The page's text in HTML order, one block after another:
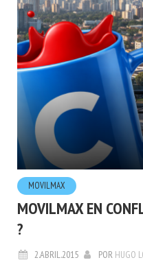
MOVILMAX
MOVILMAX EN
?
2.ABRIL.2015 POR HUGO